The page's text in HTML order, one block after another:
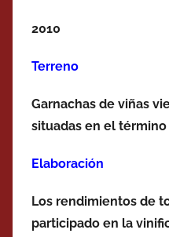
2010
Terreno
Garnachas de viñas
situadas en el
Elaboración
Los rendimientos de
participado en la